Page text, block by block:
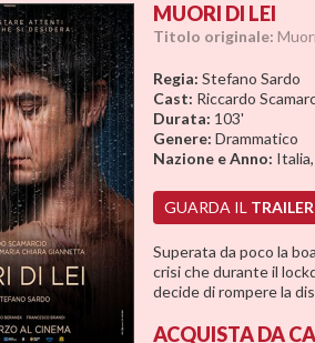
MUORI DI LEI
Titolo originale:
Regia: Stefano Sardo
Cast: Riccardo
Durata: 103'
Genere: Drammatico
Nazione e Anno:
GUARDA IL TRAILER
Superata da poco la
crisi che durante il
decide di rompere la
ACQUISTADA